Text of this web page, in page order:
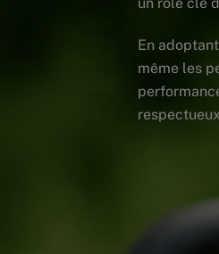
En
même les